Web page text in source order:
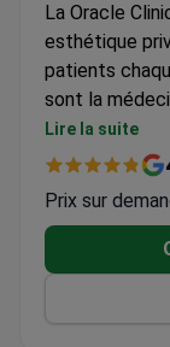
La Oracle
esthétique
patients
sont la
dermatologie.
for Laser
des États-
Utilise des
de
L'équipe
Lire la suite
Prix sur